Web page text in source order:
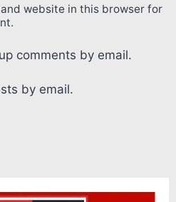
website in this browser for
comments by email.
by email.